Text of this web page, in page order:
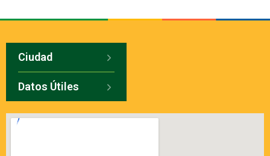
Ciudad
Datos Útiles